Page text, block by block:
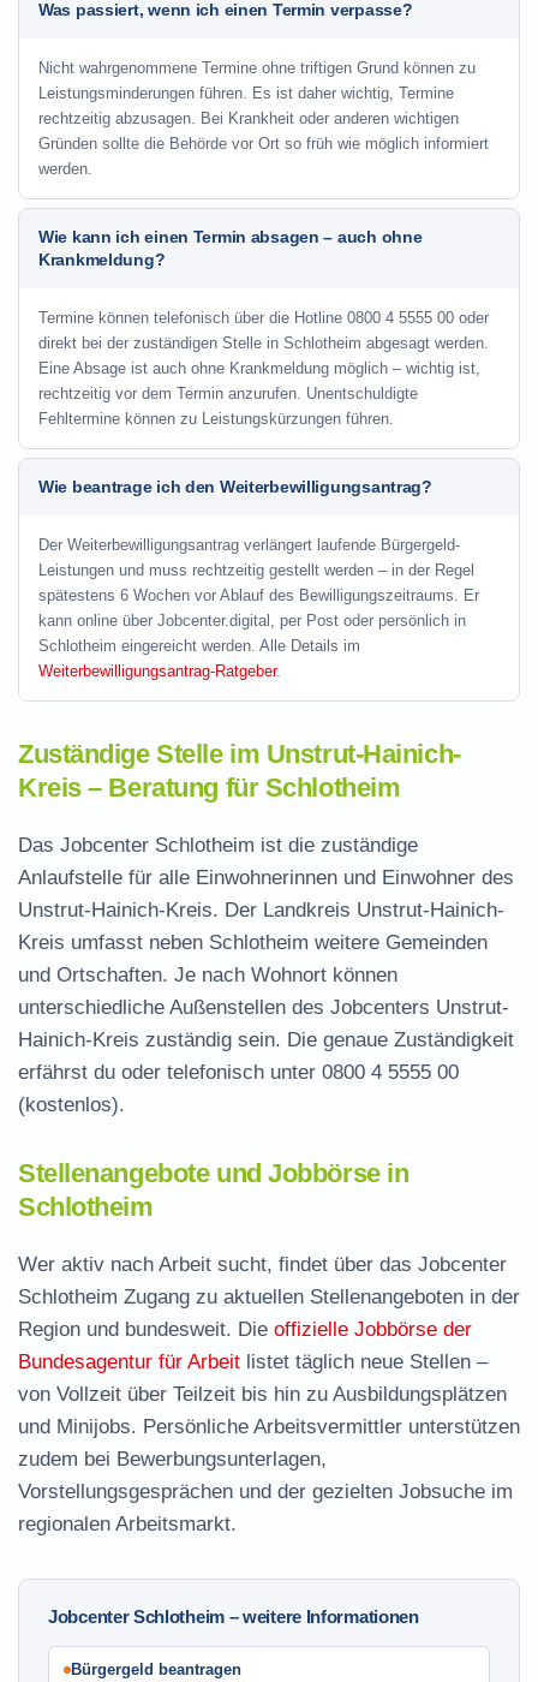
Was passiert, wenn ich einen Termin verpasse?
Nicht wahrgenommene Termine ohne triftigen Grund können zu
Leistungsminderungen führen. Es ist daher wichtig, Termine
rechtzeitig abzusagen. Bei Krankheit oder anderen wichtigen
Gründen sollte die Behörde vor Ort so früh wie möglich informiert
werden.
Wie kann ich einen Termin absagen – auch ohne
Krankmeldung?
Termine können telefonisch über die Hotline 0800 4 5555 00 oder
direkt bei der zuständigen Stelle in Schlotheim abgesagt werden.
Eine Absage ist auch ohne Krankmeldung möglich – wichtig ist,
rechtzeitig vor dem Termin anzurufen. Unentschuldigte
Fehltermine können zu Leistungskürzungen führen.
Wie beantrage ich den Weiterbewilligungsantrag?
Der Weiterbewilligungsantrag verlängert laufende Bürgergeld-
Leistungen und muss rechtzeitig gestellt werden – in der Regel
spätestens 6 Wochen vor Ablauf des Bewilligungszeitraums. Er
kann online über Jobcenter.digital, per Post oder persönlich in
Schlotheim eingereicht werden. Alle Details im
Weiterbewilligungsantrag-Ratgeber.
Zuständige Stelle im Unstrut-Hainich-
Kreis – Beratung für Schlotheim
Das Jobcenter Schlotheim ist die zuständige
Anlaufstelle für alle Einwohnerinnen und Einwohner des
Unstrut-Hainich-Kreis. Der Landkreis Unstrut-Hainich-
Kreis umfasst neben Schlotheim weitere Gemeinden
und Ortschaften. Je nach Wohnort können
unterschiedliche Außenstellen des Jobcenters Unstrut-
Hainich-Kreis zuständig sein. Die genaue Zuständigkeit
erfährst du oder telefonisch unter 0800 4 5555 00
(kostenlos).
Stellenangebote und Jobbörse in
Schlotheim
Wer aktiv nach Arbeit sucht, findet über das Jobcenter
Schlotheim Zugang zu aktuellen Stellenangeboten in der
Region und bundesweit. Die offizielle Jobbörse der
Bundesagentur für Arbeit listet täglich neue Stellen –
von Vollzeit über Teilzeit bis hin zu Ausbildungsplätzen
und Minijobs. Persönliche Arbeitsvermittler unterstützen
zudem bei Bewerbungsunterlagen,
Vorstellungsgesprächen und der gezielten Jobsuche im
regionalen Arbeitsmarkt.
Jobcenter Schlotheim – weitere Informationen
Bürgergeld beantragen